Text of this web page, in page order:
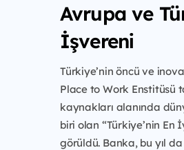
Avrupa ve
İşvereni
Türkiye’nin öncü ve
Place to Work Enstitüsü
kaynakları alanında
biri olan “Türkiye’nin En
görüldü. Banka, bu yıl da